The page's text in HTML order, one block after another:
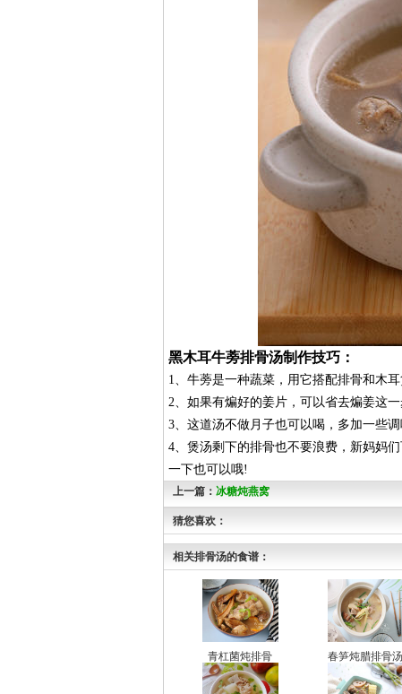
黑木耳牛蒡排骨汤制作技巧：
1、牛蒡是一种蔬菜，用它搭配排骨和木
2、如果有煸好的姜片，可以省去煸姜这
3、这道汤不做月子也可以喝，多加一些调
4、煲汤剩下的排骨也不要浪费，新妈妈
一下也可以哦!
上一篇： 冰糖炖燕窝
猜您喜欢：
相关排骨汤的食谱：
青杠菌炖排骨 春笋炖腊排骨汤